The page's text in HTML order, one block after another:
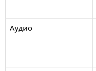
Аудио